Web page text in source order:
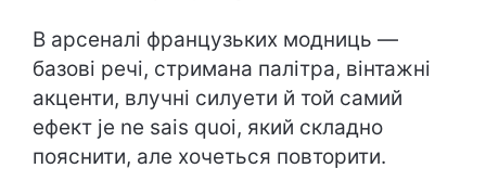
В арсеналі французьких модниць —
базові речі, стримана палітра, вінтажні
акценти, влучні силуети й той самий
ефект je ne sais quoi, який складно
пояснити, але хочеться повторити.